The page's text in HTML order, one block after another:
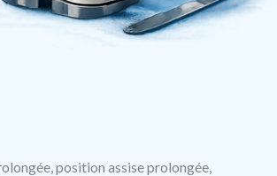
position assise prolongée,